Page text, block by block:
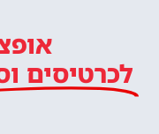
לכרטיסים